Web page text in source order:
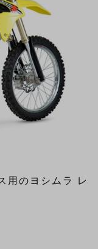
用のヨシムラ レ